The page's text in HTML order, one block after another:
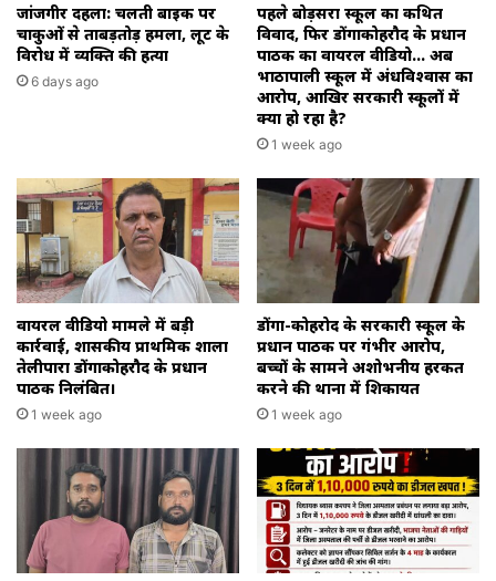
जांजगीर दहला: चलती बाइक पर
चाकुओं से ताबड़तोड़ हमला, लूट के
विरोध में व्यक्ति की हत्या
6 days ago
पहले बोड़सरा स्कूल का कथित
विवाद, फिर डोंगाकोहरौद के प्रधान
पाठक का वायरल वीडियो… अब
भाठापाली स्कूल में अंधविश्वास का
आरोप, आखिर सरकारी स्कूलों में
क्या हो रहा है?
1 week ago
वायरल वीडियो मामले में बड़ी
कार्रवाई, शासकीय प्राथमिक शाला
तेलीपारा डोंगाकोहरौद के प्रधान
पाठक निलंबित।
1 week ago
डोंगा-कोहरोद के सरकारी स्कूल के
प्रधान पाठक पर गंभीर आरोप,
बच्चों के सामने अशोभनीय हरकत
करने की थाना में शिकायत
1 week ago